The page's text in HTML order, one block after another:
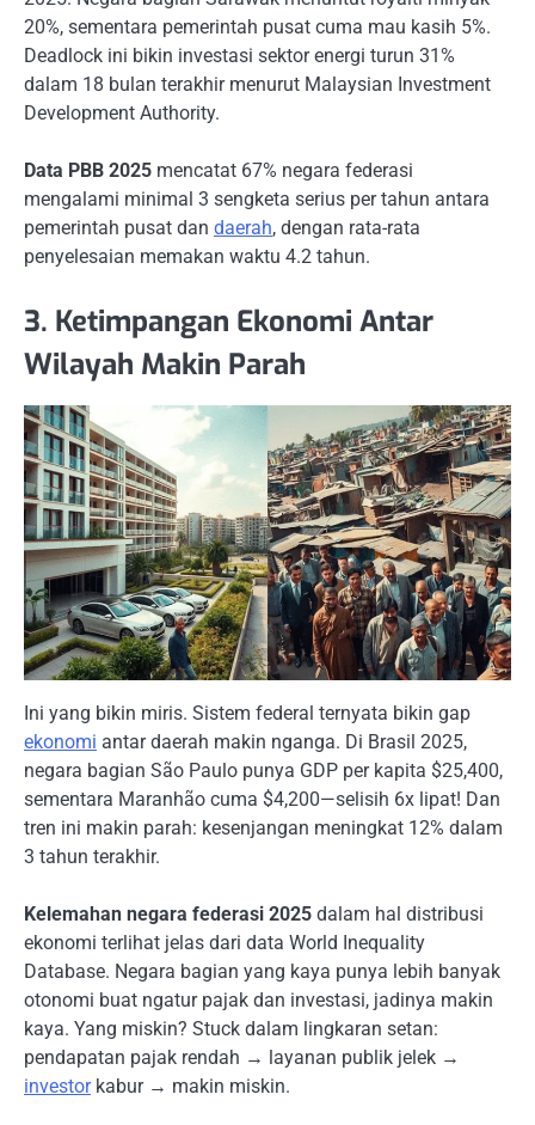
20%, sementara pemerintah pusat cuma mau kasih 5%.
Deadlock ini bikin investasi sektor energi turun 31%
dalam 18 bulan terakhir menurut Malaysian Investment
Development Authority.
Data PBB 2025 mencatat 67% negara federasi
mengalami minimal 3 sengketa serius per tahun antara
pemerintah pusat dan daerah, dengan rata-rata
penyelesaian memakan waktu 4.2 tahun.
3. Ketimpangan Ekonomi Antar
Wilayah Makin Parah
Ini yang bikin miris. Sistem federal ternyata bikin gap
ekonomi antar daerah makin nganga. Di Brasil 2025,
negara bagian São Paulo punya GDP per kapita $25,400,
sementara Maranhão cuma $4,200—selisih 6x lipat! Dan
tren ini makin parah: kesenjangan meningkat 12% dalam
3 tahun terakhir.
Kelemahan negara federasi 2025 dalam hal distribusi
ekonomi terlihat jelas dari data World Inequality
Database. Negara bagian yang kaya punya lebih banyak
otonomi buat ngatur pajak dan investasi, jadinya makin
kaya. Yang miskin? Stuck dalam lingkaran setan:
pendapatan pajak rendah → layanan publik jelek →
investorkabur → makin miskin.